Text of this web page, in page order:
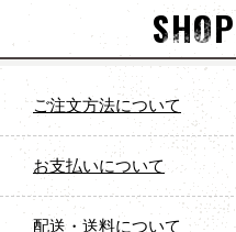
ご注文方法について
お支払いについて
配送・送料について